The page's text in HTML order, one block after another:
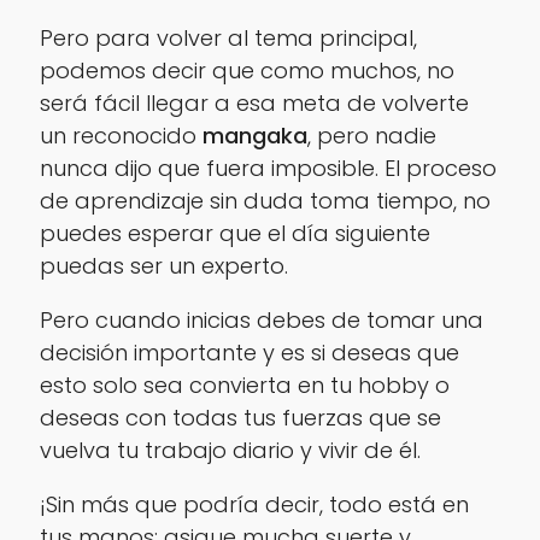
Pero para volver al tema principal,
podemos decir que como muchos, no
será fácil llegar a esa meta de volverte
un reconocido mangaka, pero nadie
nunca dijo que fuera imposible. El proceso
de aprendizaje sin duda toma tiempo, no
puedes esperar que el día siguiente
puedas ser un experto.
Pero cuando inicias debes de tomar una
decisión importante y es si deseas que
esto solo sea convierta en tu hobby o
deseas con todas tus fuerzas que se
vuelva tu trabajo diario y vivir de él.
¡Sin más que podría decir, todo está en